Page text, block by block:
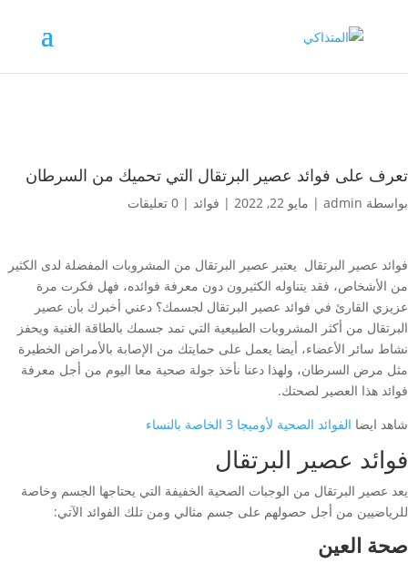
تعرف على فوائد عصير البرتقال التي تحميك من السرطان
بواسطة admin
| مايو 22, 2022 | فوائد | 0 تعليقات
فوائد عصير البرتقال يعتبر عصير البرتقال من المشروبات المفضلة لدى الكثير
من الأشخاص، فقد يتناوله الكثيرون دون معرفة فوائده، فهل فكرت مرة
عزيزي القارئ في فوائد عصير البرتقال لجسمك؟ دعني أخبرك بأن عصير
البرتقال من أكثر المشروبات الطبيعية التي تمد جسمك بالطاقة الغنية ويحفز
نشاط سائر الأعضاء، أيضا يعمل على حمايتك من الإصابة بالأمراض الخطيرة
مثل مرض السرطان، ولهذا دعنا نأخذ جولة صحية معا اليوم من أجل معرفة
فوائد هذا العصير لصحتك.
شاهد ايضا الفوائد الصحية لأوميجا 3 الخاصة بالنساء
فوائد عصير البرتقال
يعد عصير البرتقال من الوجبات الصحية الخفيفة التي يحتاجها الجسم وخاصة
للرياضيين من أجل حصولهم على جسم مثالي ومن تلك الفوائد الآتي:
صحة العين